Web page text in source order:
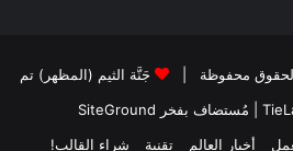
جَنَّة الثيم (المظهر) تم
| مُستضاف بفخر SiteGround
أخبار العالم تقنية شراء القالب!